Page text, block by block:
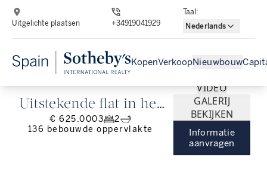
Uitgelichte plaatsen +34919041929
Taal :
Nederlands
KopenVerkoopNieuwbouw
Uitstekende flat in het
hart van el Born,
€ 625.0003
2
136 bebouwde oppervlakte
VIDEO
GALERIJ
BEKIJKEN
Informatie
aanvragen